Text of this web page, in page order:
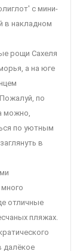
с мини-
в накладном
рощи Сахеля
а на юге
по
можно,
по уютным
в
отличные
пляжах.
далёкое